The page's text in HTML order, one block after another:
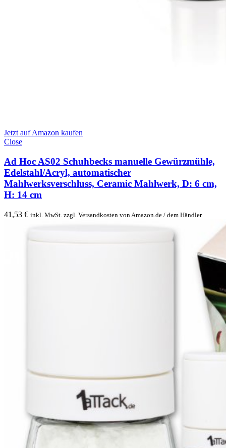
Jetzt auf Amazon kaufen
Close
Ad Hoc AS02 Schuhbecks manuelle Gewürzmühle,
Edelstahl/Acryl, automatischer
Mahlwerksverschluss, Ceramic Mahlwerk, D: 6 cm,
H: 14 cm
41,53 € inkl. MwSt. zzgl. Versandkosten von Amazon.de / dem Händler